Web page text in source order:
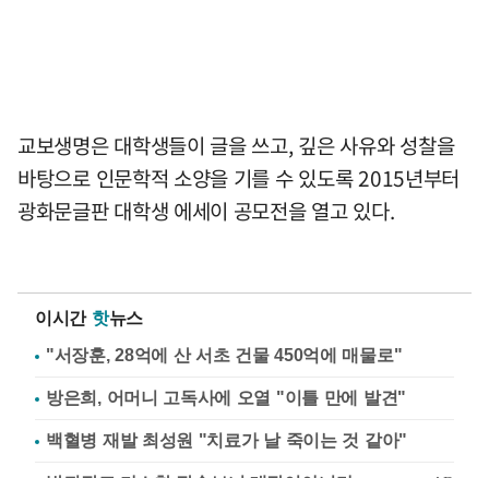
교보생명은 대학생들이 글을 쓰고, 깊은 사유와 성찰을
바탕으로 인문학적 소양을 기를 수 있도록 2015년부터
광화문글판 대학생 에세이 공모전을 열고 있다.
이시간 핫뉴스
"서장훈, 28억에 산 서초 건물 450억에 매물로"
방은희, 어머니 고독사에 오열 "이틀 만에 발견"
백혈병 재발 최성원 "치료가 날 죽이는 것 같아"